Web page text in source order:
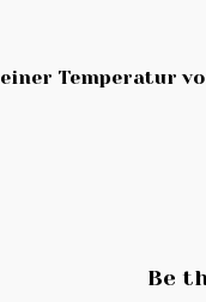
Temperatur
Be